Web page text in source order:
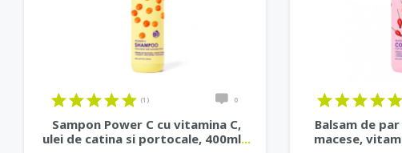
(1) 0
Sampon Power C cu vitamina C,
ulei de catina si portocale, 400ml...
Balsam de
macese,